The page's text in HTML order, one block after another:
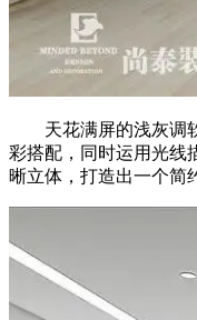
天花满屏的浅灰调
彩搭配，同时运用光线
晰立体，打造出一个简